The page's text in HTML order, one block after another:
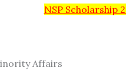
NSP Scholarship
Affairs